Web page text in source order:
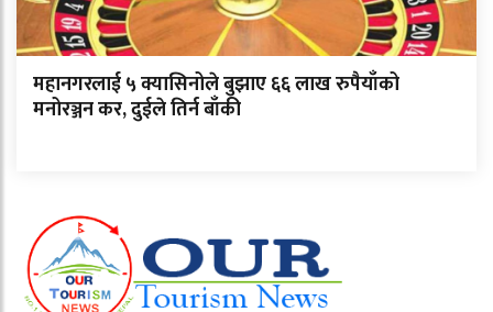
महानगरलाई ५ क्यासिनोले बुझाए ६६ लाख रुपैयाँको
मनोरञ्जन कर, दुईले तिर्न बाँकी